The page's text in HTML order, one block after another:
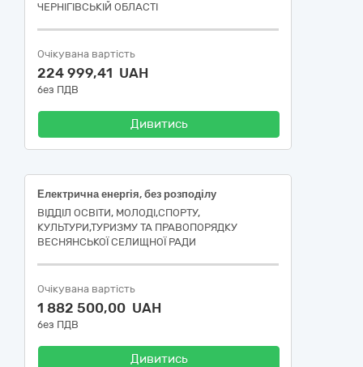
ЧЕРНІГІВСЬКІЙ ОБЛАСТІ
Очікувана вартість
224 999,41 UAH
без ПДВ
Дивитись
Електрична енергія, без розподілу
ВІДДІЛ ОСВІТИ, МОЛОДІ,СПОРТУ,
КУЛЬТУРИ,ТУРИЗМУ ТА ПРАВОПОРЯДКУ
ВЕСНЯНСЬКОЇ СЕЛИЩНОЇ РАДИ
Очікувана вартість
1 882 500,00 UAH
без ПДВ
Дивитись